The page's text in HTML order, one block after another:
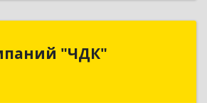
"ЧДК"
компаний "ЧДК"
Санкт-Петербург г, вн.тер.г.